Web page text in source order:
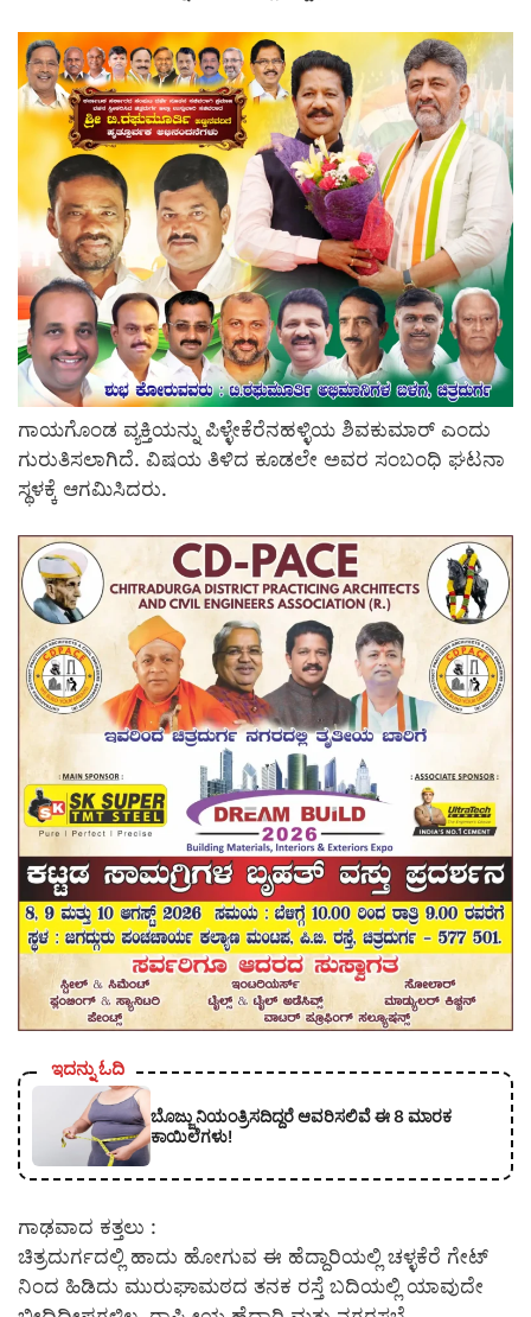
ಗಾಯಗೊಂಡ ವ್ಯಕ್ತಿಯನ್ನು ಪಿಳ್ಳೇಕೆರೆನಹಳ್ಳಿಯ ಶಿವಕುಮಾರ್ ಎಂದು
ಗುರುತಿಸಲಾಗಿದೆ. ವಿಷಯ ತಿಳಿದ ಕೂಡಲೇ ಅವರ ಸಂಬಂಧಿ ಘಟನಾ
ಸ್ಥಳಕ್ಕೆ ಆಗಮಿಸಿದರು.
ಇದನ್ನು ಓದಿ
ಬೊಜ್ಜು ನಿಯಂತ್ರಿಸದಿದ್ದರೆ ಆವರಿಸಲಿವೆ ಈ 8 ಮಾರಕ
ಕಾಯಿಲೆಗಳು!
ಗಾಢವಾದ ಕತ್ತಲು :
ಚಿತ್ರದುರ್ಗದಲ್ಲಿ ಹಾದು ಹೋಗುವ ಈ ಹೆದ್ದಾರಿಯಲ್ಲಿ ಚಳ್ಳಕೆರೆ ಗೇಟ್
ನಿಂದ ಹಿಡಿದು ಮುರುಘಾಮಠದ ತನಕ ರಸ್ತೆ ಬದಿಯಲ್ಲಿ ಯಾವುದೇ